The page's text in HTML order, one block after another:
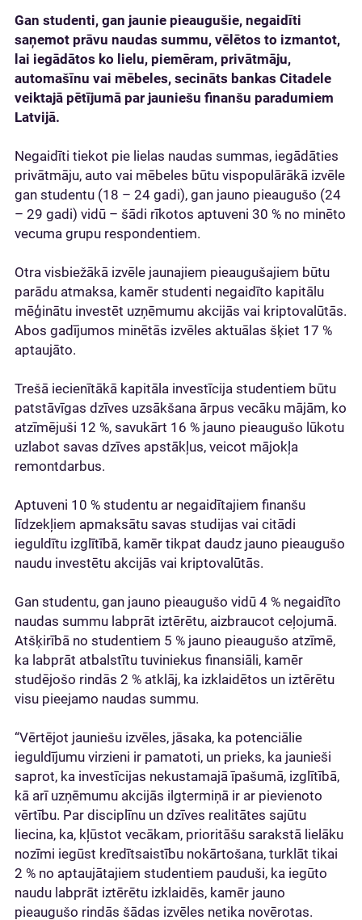
Gan studenti, gan jaunie pieaugušie, negaidīti
saņemot prāvu naudas summu, vēlētos to izmantot,
lai iegādātos ko lielu, piemēram, privātmāju,
automašīnu vai mēbeles, secināts bankas Citadele
veiktajā pētījumā par jauniešu finanšu paradumiem
Latvijā.
Negaidīti tiekot pie lielas naudas summas, iegādāties
privātmāju, auto vai mēbeles būtu vispopulārākā izvēle
gan studentu (18 – 24 gadi), gan jauno pieaugušo (24
– 29 gadi) vidū – šādi rīkotos aptuveni 30 % no minēto
vecuma grupu respondentiem.
Otra visbiežākā izvēle jaunajiem pieaugušajiem būtu
parādu atmaksa, kamēr studenti negaidīto kapitālu
mēģinātu investēt uzņēmumu akcijās vai kriptovalūtās.
Abos gadījumos minētās izvēles aktuālas šķiet 17 %
aptaujāto.
Trešā iecienītākā kapitāla investīcija studentiem būtu
patstāvīgas dzīves uzsākšana ārpus vecāku mājām, ko
atzīmējuši 12 %, savukārt 16 % jauno pieaugušo lūkotu
uzlabot savas dzīves apstākļus, veicot mājokļa
remontdarbus.
Aptuveni 10 % studentu ar negaidītajiem finanšu
līdzekļiem apmaksātu savas studijas vai citādi
ieguldītu izglītībā, kamēr tikpat daudz jauno pieaugušo
naudu investētu akcijās vai kriptovalūtās.
Gan studentu, gan jauno pieaugušo vidū 4 % negaidīto
naudas summu labprāt iztērētu, aizbraucot ceļojumā.
Atšķirībā no studentiem 5 % jauno pieaugušo atzīmē,
ka labprāt atbalstītu tuviniekus finansiāli, kamēr
studējošo rindās 2 % atklāj, ka izklaidētos un iztērētu
visu pieejamo naudas summu.
“Vērtējot jauniešu izvēles, jāsaka, ka potenciālie
ieguldījumu virzieni ir pamatoti, un prieks, ka jaunieši
saprot, ka investīcijas nekustamajā īpašumā, izglītībā,
kā arī uzņēmumu akcijās ilgtermiņā ir ar pievienoto
vērtību. Par disciplīnu un dzīves realitātes sajūtu
liecina, ka, kļūstot vecākam, prioritāšu sarakstā lielāku
nozīmi iegūst kredītsaistību nokārtošana, turklāt tikai
2 % no aptaujātajiem studentiem pauduši, ka iegūto
naudu labprāt iztērētu izklaidēs, kamēr jauno
pieaugušo rindās šādas izvēles netika novērotas.